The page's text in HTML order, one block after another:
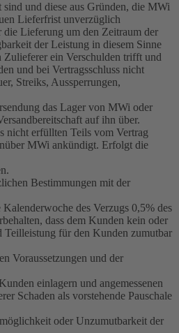
und diese aus Gründen, die MWi
Lieferfrist unverzüglich
Lieferung um den Zeitraum der
der Leistung in diesem Sinne
Zulieferer ein Verschulden trifft und
und bei Vertragsschluss nicht
Streiks, Aussperrungen,
das Lager von MWi oder
auf ihn über.
nicht erfüllten Teils vom Vertrag
MWi ankündigt. Erfolgt die
Bestimmungen mit der
des Verzugs 0,5% des
dass dem Kunden kein oder
Teilleistung für den Kunden zumutbar
Voraussetzungen und der
einlagern und angemessenen
Schaden als vorstehende Pauschale
oder Unzumutbarkeit der